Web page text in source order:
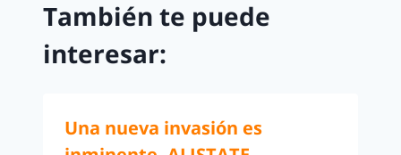
También te puede
interesar:
Una nueva invasión es